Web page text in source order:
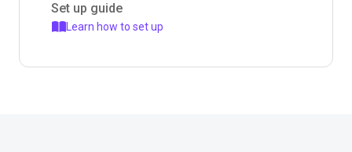
Set up guide
Learn how to set up